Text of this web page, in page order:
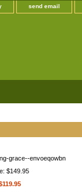
send email
grace--envoeqowbn
$149.95